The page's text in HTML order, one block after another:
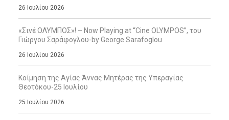
26 Ιουλίου 2026
«Σινέ ΟΛΥΜΠΟΣ»! – Now Playing at “Cine OLYMPOS”, του
Γιώργου Σαράφογλου-by George Sarafoglou
26 Ιουλίου 2026
Κοίμηση της Αγίας Άννας Μητέρας της Υπεραγίας
Θεοτόκου-25 Ιουλίου
25 Ιουλίου 2026